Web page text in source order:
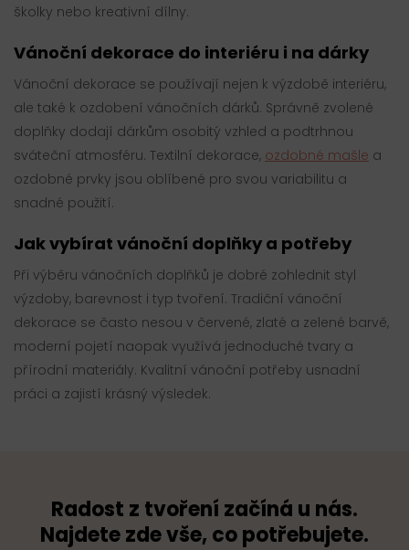
školky nebo kreativní dílny.
Vánoční dekorace do interiéru i na dárky
Vánoční dekorace se používají nejen k výzdobě interiéru,
ale také k ozdobení vánočních dárků. Správně zvolené
doplňky dodají dárkům osobitý vzhled a podtrhnou
sváteční atmosféru. Textilní dekorace, ozdobné mašle a
ozdobné prvky jsou oblíbené pro svou variabilitu a
snadné použití.
Jak vybírat vánoční doplňky a potřeby
Při výběru vánočních doplňků je dobré zohlednit styl
výzdoby, barevnost i typ tvoření. Tradiční vánoční
dekorace se často nesou v červené, zlaté a zelené barvě,
moderní pojetí naopak využívá jednoduché tvary a
přírodní materiály. Kvalitní vánoční potřeby usnadní
práci a zajistí krásný výsledek.
Radost z tvoření začíná u nás.
Najdete zde vše, co potřebujete.